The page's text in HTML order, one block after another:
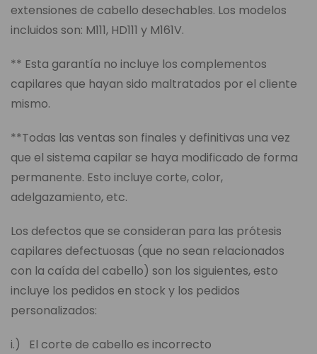
extensiones de cabello desechables. Los modelos
incluidos son: M111, HD111 y M161V.
** Esta garantía no incluye los complementos
capilares que hayan sido maltratados por el cliente
mismo.
**Todas las ventas son finales y definitivas una vez
que el sistema capilar se haya modificado de forma
permanente. Esto incluye corte, color,
adelgazamiento, etc.
Los defectos que se consideran para las prótesis
capilares defectuosas (que no sean relacionados
con la caída del cabello) son los siguientes, esto
incluye los pedidos en stock y los pedidos
personalizados:
i.) El corte de cabello es incorrecto